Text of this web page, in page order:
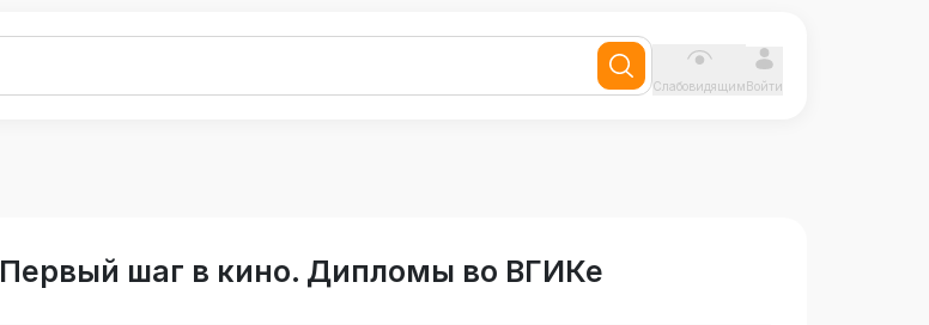
СлабовидящимВойти
Первый шаг в кино. Дипломы во ВГИКе